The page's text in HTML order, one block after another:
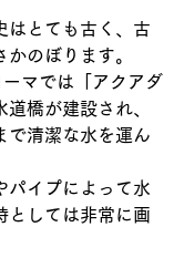
はとても古く、古
のぼります。
マでは「アクアダ
橋が建設され、
で清潔な水を運ん
パイプによって水
としては非常に画